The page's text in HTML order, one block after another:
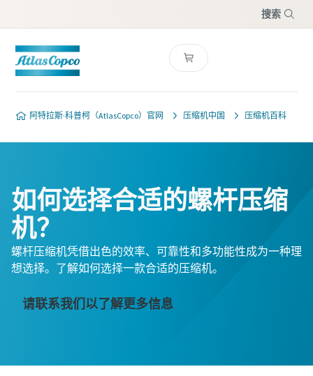
搜索
阿特拉斯·科普柯（AtlasCopco）官网 压缩机中国 压缩机百科
如何选择合适的螺杆压缩
机？
螺杆压缩机凭借出色的效率、可靠性和多功能性成为一种理
想选择。了解如何选择一款合适的压缩机。
请联系我们以了解更多信息